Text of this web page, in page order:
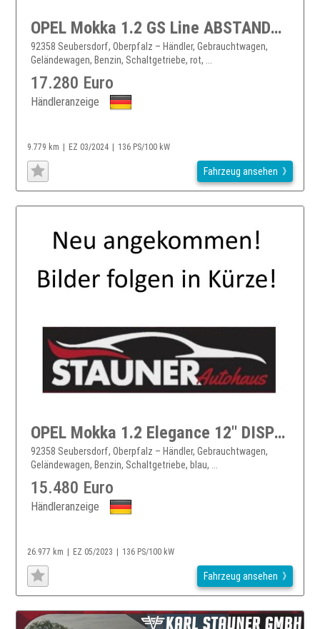
OPEL Mokka 1.2 GS Line ABSTANDSTEMP 180°KAMERA LHZ.
92358 Seubersdorf, Oberpfalz – Händler, Gebrauchtwagen,
Geländewagen, Benzin, Schaltgetriebe, rot, ...
17.280 Euro
Händleranzeige
9.779 km EZ 03/2024 136 PS/100 kW
Fahrzeug ansehen
OPEL Mokka 1.2 Elegance 12" DISPLAY LENKRADH. LED
92358 Seubersdorf, Oberpfalz – Händler, Gebrauchtwagen,
Geländewagen, Benzin, Schaltgetriebe, blau, ...
15.480 Euro
Händleranzeige
26.977 km EZ 05/2023 136 PS/100 kW
Fahrzeug ansehen